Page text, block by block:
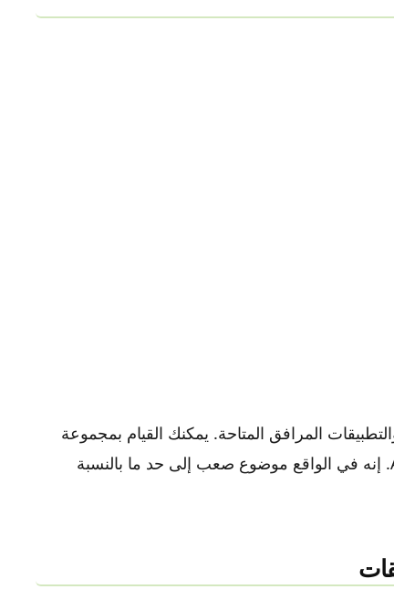
المرافق المتاحة. يمكنك القيام بمجموعة
كاملة من الأشياء باستخدام هاتف Android. إنه في الواقع موضوع صعب إلى حد ما بالنسبة